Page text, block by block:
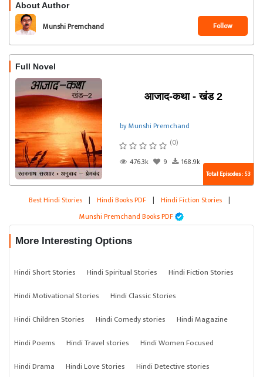
About Author
Munshi Premchand Follow
Full Novel
आजाद-कथा - खंड 2
by Munshi Premchand
(0)
476.3k
9 168.9k
Total Episodes : 53
Best Hindi Stories | Hindi Books PDF | Hindi Fiction Stories |
Munshi Premchand Books PDF
More Interesting Options
Hindi Short Stories Hindi Spiritual Stories
Hindi Fiction Stories
Hindi Motivational Stories
Hindi Classic Stories
Hindi Children Stories
Hindi Comedy stories
Hindi Magazine
Hindi Poems
Hindi Travel stories
Hindi Women Focused
Hindi Drama
Hindi Love Stories Hindi Detective stories